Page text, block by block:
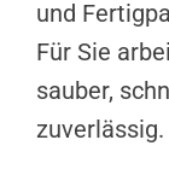
und
Für Sie
sauber,
zuverlässig.